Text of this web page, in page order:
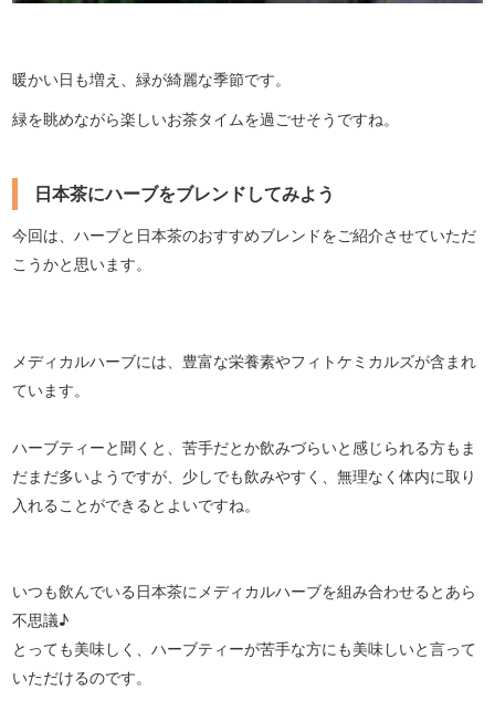
暖かい日も増え、緑が綺麗な季節です。
緑を眺めながら楽しいお茶タイムを過ごせそうですね。
日本茶にハーブをブレンドしてみよう
今回は、ハーブと日本茶のおすすめブレンドをご紹介させていただ
こうかと思います。
メディカルハーブには、豊富な栄養素やフィトケミカルズが含まれ
ています。
ハーブティーと聞くと、苦手だとか飲みづらいと感じられる方もま
だまだ多いようですが、少しでも飲みやすく、無理なく体内に取り
入れることができるとよいですね。
いつも飲んでいる日本茶にメディカルハーブを組み合わせるとあら
不思議♪
とっても美味しく、ハーブティーが苦手な方にも美味しいと言って
いただけるのです。